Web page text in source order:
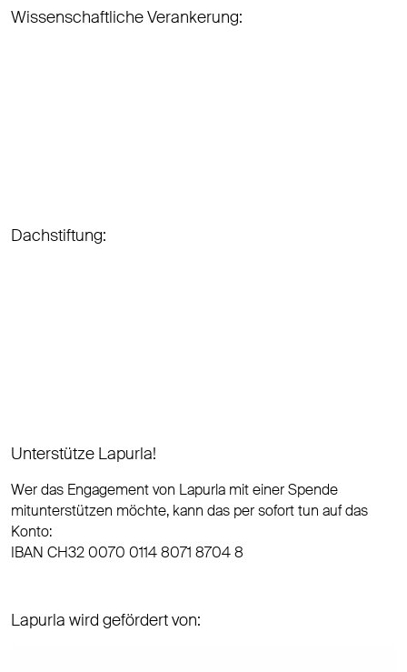
Wissenschaftliche Verankerung:
Dachstiftung:
Unterstütze Lapurla!
Wer das Engagement von Lapurla mit einer Spende
mitunterstützen möchte, kann das per sofort tun auf das
Konto:
IBAN CH32 0070 0114 8071 8704 8
Lapurla wird gefördert von: